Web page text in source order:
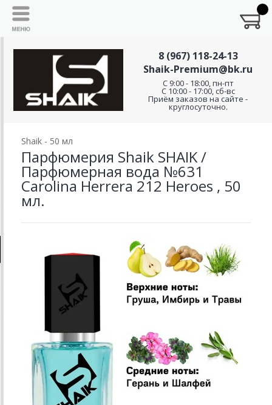
8 (967) 118-24-13
Shaik-Premium@bk.ru
C 9:00 - 18:00, пн-пт
С 10:00 - 17:00, сб-вс
Приём заказов на сайте -
круглосуточно.
Shaik - 50 мл
Парфюмерия Shaik SHAIK /
Парфюмерная вода №631
Carolina Herrera 212 Heroes , 50
мл.